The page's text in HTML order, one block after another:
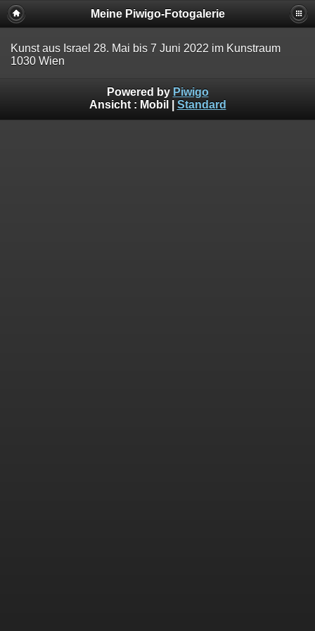
Meine Piwigo-Fotogalerie
Kunst aus Israel 28. Mai bis 7 Juni 2022 im Kunstraum
1030 Wien
Powered by Piwigo
Ansicht : Mobil Standard